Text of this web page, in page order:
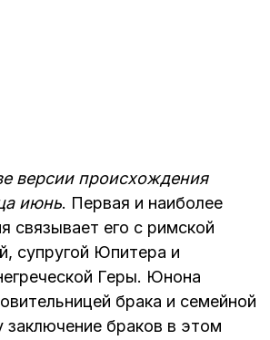
версии происхождения
июнь. Первая и наиболее
связывает его с римской
супругой Юпитера и
Геры. Юнона
брака и семейной
заключение браков в этом